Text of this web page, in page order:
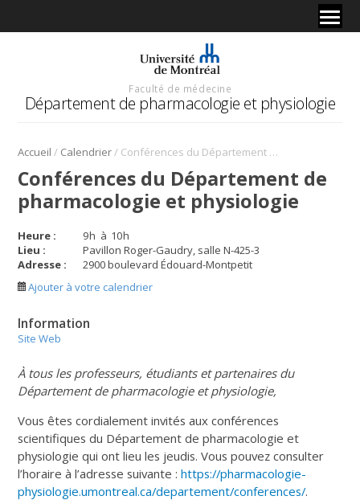
Faculté de médecine
Département de pharmacologie et physiologie
Accueil / Calendrier/ Conférences du Département de pharmacologie et physiologie
Conférences du Département de
pharmacologie et physiologie
Heure : 9h à 10h
Lieu :
Pavillon Roger-Gaudry, salle N-425-3
Adresse :
2900 boulevard Édouard-Montpetit
Ajouter à votre calendrier
Information
Site Web
À tous les professeurs, étudiants et partenaires du
Département de pharmacologie et physiologie,
Vous êtes cordialement invités aux conférences
scientifiques du Département de pharmacologie et
physiologie qui ont lieu les jeudis. Vous pouvez consulter
l’horaire à l’adresse suivante :https://pharmacologie-
physiologie.umontreal.ca/departement/conferences/.